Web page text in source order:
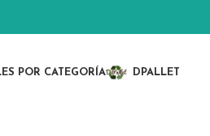
POR CATEGORÍA DPALLET